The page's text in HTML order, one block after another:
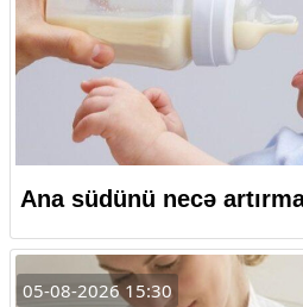
Ana südünü necə
05-08-2026 15:30